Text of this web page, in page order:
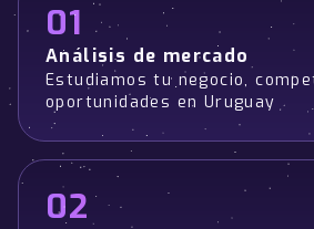
01
Análisis de mercado
Estudiamos tu negocio,
oportunidades en Uruguay
02